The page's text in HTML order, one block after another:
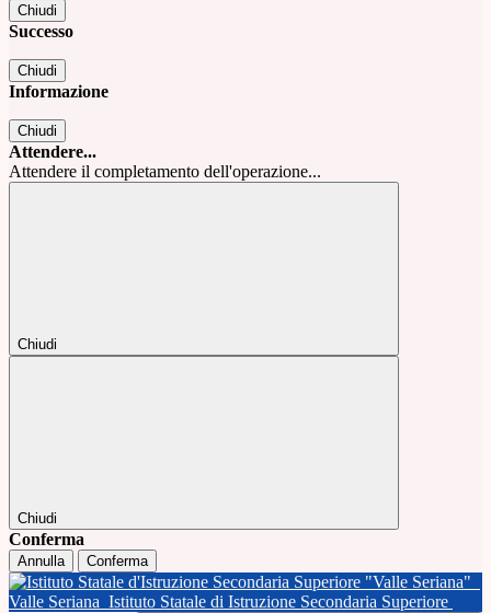
Chiudi
Successo
Chiudi
Informazione
Chiudi
Attendere...
Attendere il completamento dell'operazione...
Chiudi
Chiudi
Conferma
Annulla Conferma
Valle Seriana Istituto Statale di Istruzione Secondaria Superiore